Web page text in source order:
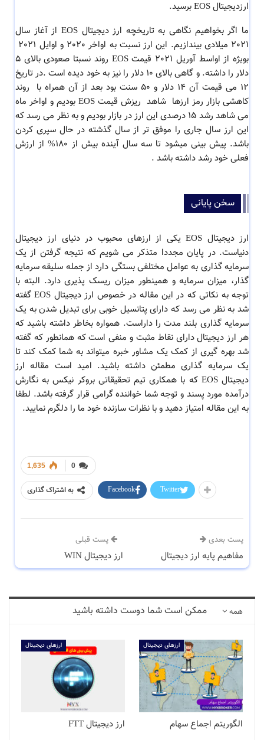
ارزدیجیتال EOS برسید.
ما اگر بخواهیم نگاهی به تاریخچه ارز دیجیتال EOS از آغاز سال
بویژه از اواسط آوریل 2021 قیمت EOS روند نسبتا صعودی بالای 5
دلار را داشته. و گاهی بالای 10 دلار را نیز به خود دیده است .در تاریخ
12 می قیمت آن 14 دلار و 50 سنت بود بعد از آن همراه با روند
کاهشی بازار رمز ارزها شاهد ریزش قیمت EOS بودیم و اواخر ماه
می شاهد رشد 15 درصدی این ارز در بازار بودیم و به نظر می رسد که
این ارز سال جاری را موفق تر از سال گذشته در حال سپری کردن
باشد. پیش بینی میشود تا سه سال آینده بیش از 180% از ارزش
فعلی خود رشد داشته باشد .
سخن پایانی
ارز دیجیتال EOS یکی از ارزهای محبوب در دنیای ارز دیجیتال
دنیاست. در پایان مجددا متذکر می شویم که نتیجه گرفتن از یک
سرمایه گذاری به عوامل مختلفی بستگی دارد از جمله سلیقه سرمایه
گذار، میزان سرمایه و همینطور میزان ریسک پذیری دارد. البته با
توجه به نکاتی که در این مقاله در خصوص ارز دیجیتال EOS گفته
شد به نظر می رسد که دارای پتانسیل خوبی برای تبدیل شدن به یک
سرمایه گذاری بلند مدت را داراست. همواره بخاطر داشته باشید که
هر ارز دیجیتال دارای نقاط مثبت و منفی است که همانطور که گفته
شد بهره گیری از کمک یک مشاور خبره میتواند به شما کمک کند تا
یک سرمایه گذاری مطمئن داشته باشید. امید است مقاله ارز
دیجیتال EOS که با همکاری تیم تحقیقاتی بروکر نیکس به نگارش
درآمده مورد پسند و توجه شما خواننده گرامی قرار گرفته باشد. لطفا
به این مقاله امتیاز دهید و با نظرات سازنده خود ما را دلگرم نمایید.
0
1,635
به اشتراک گذاری Facebook Twitter
پست قبلی
ارز دیجیتال WIN
پست بعدی
مفاهیم پایه ارز دیجیتال
همه ممکن است شما دوست داشته باشید
ارزهای دیجیتال
ارز دیجیتال FTT
ارزهای دیجیتال
الگوریتم اجماع سهام